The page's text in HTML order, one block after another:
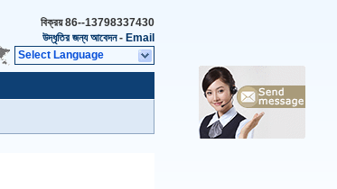
বিক্রয়86--13798337430
উদ্ধৃতির জন্য আবেদন- Email
Select Language